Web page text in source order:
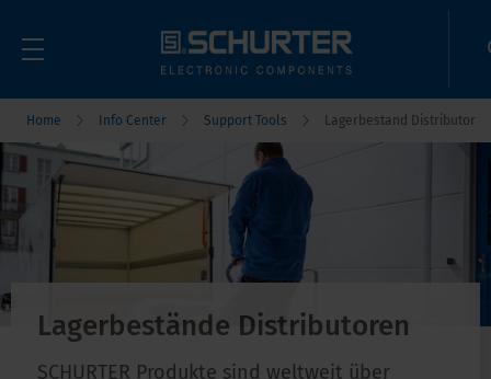
Home Info Center Support Tools Lagerbestand Distributor
Lagerbestände Distributoren
SCHURTER Produkte sind weltweit über